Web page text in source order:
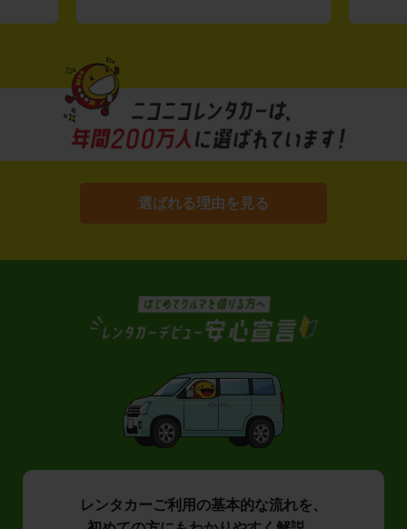
選ばれる理由を見る
レンタカーご利用の基本的な流れを、